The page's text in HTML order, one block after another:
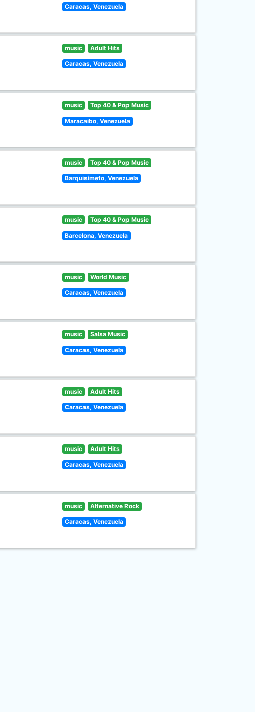
Caracas, Venezuela
music Adult Hits
Caracas, Venezuela
music Top 40 & Pop Music
Maracaibo, Venezuela
music Top 40 & Pop Music
Barquisimeto, Venezuela
music Top 40 & Pop Music
Barcelona, Venezuela
music World Music
Caracas, Venezuela
music Salsa Music
Caracas, Venezuela
music Adult Hits
Caracas, Venezuela
music Adult Hits
Caracas, Venezuela
music Alternative Rock
Caracas, Venezuela